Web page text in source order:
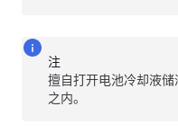
注
擅自打开电池冷却液
之内。